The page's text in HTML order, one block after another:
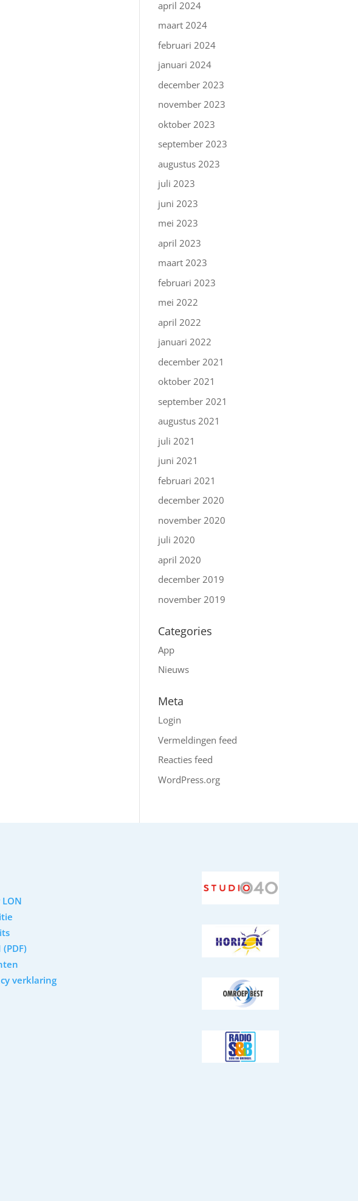
april 2024
maart 2024
februari 2024
januari 2024
december 2023
november 2023
oktober 2023
september 2023
augustus 2023
juli 2023
juni 2023
mei 2023
april 2023
maart 2023
februari 2023
mei 2022
april 2022
januari 2022
december 2021
oktober 2021
september 2021
augustus 2021
juli 2021
juni 2021
februari 2021
december 2020
november 2020
juli 2020
april 2020
december 2019
november 2019
Categories
App
Nieuws
Meta
Login
Vermeldingen feed
Reacties feed
WordPress.org
(PDF)
verklaring